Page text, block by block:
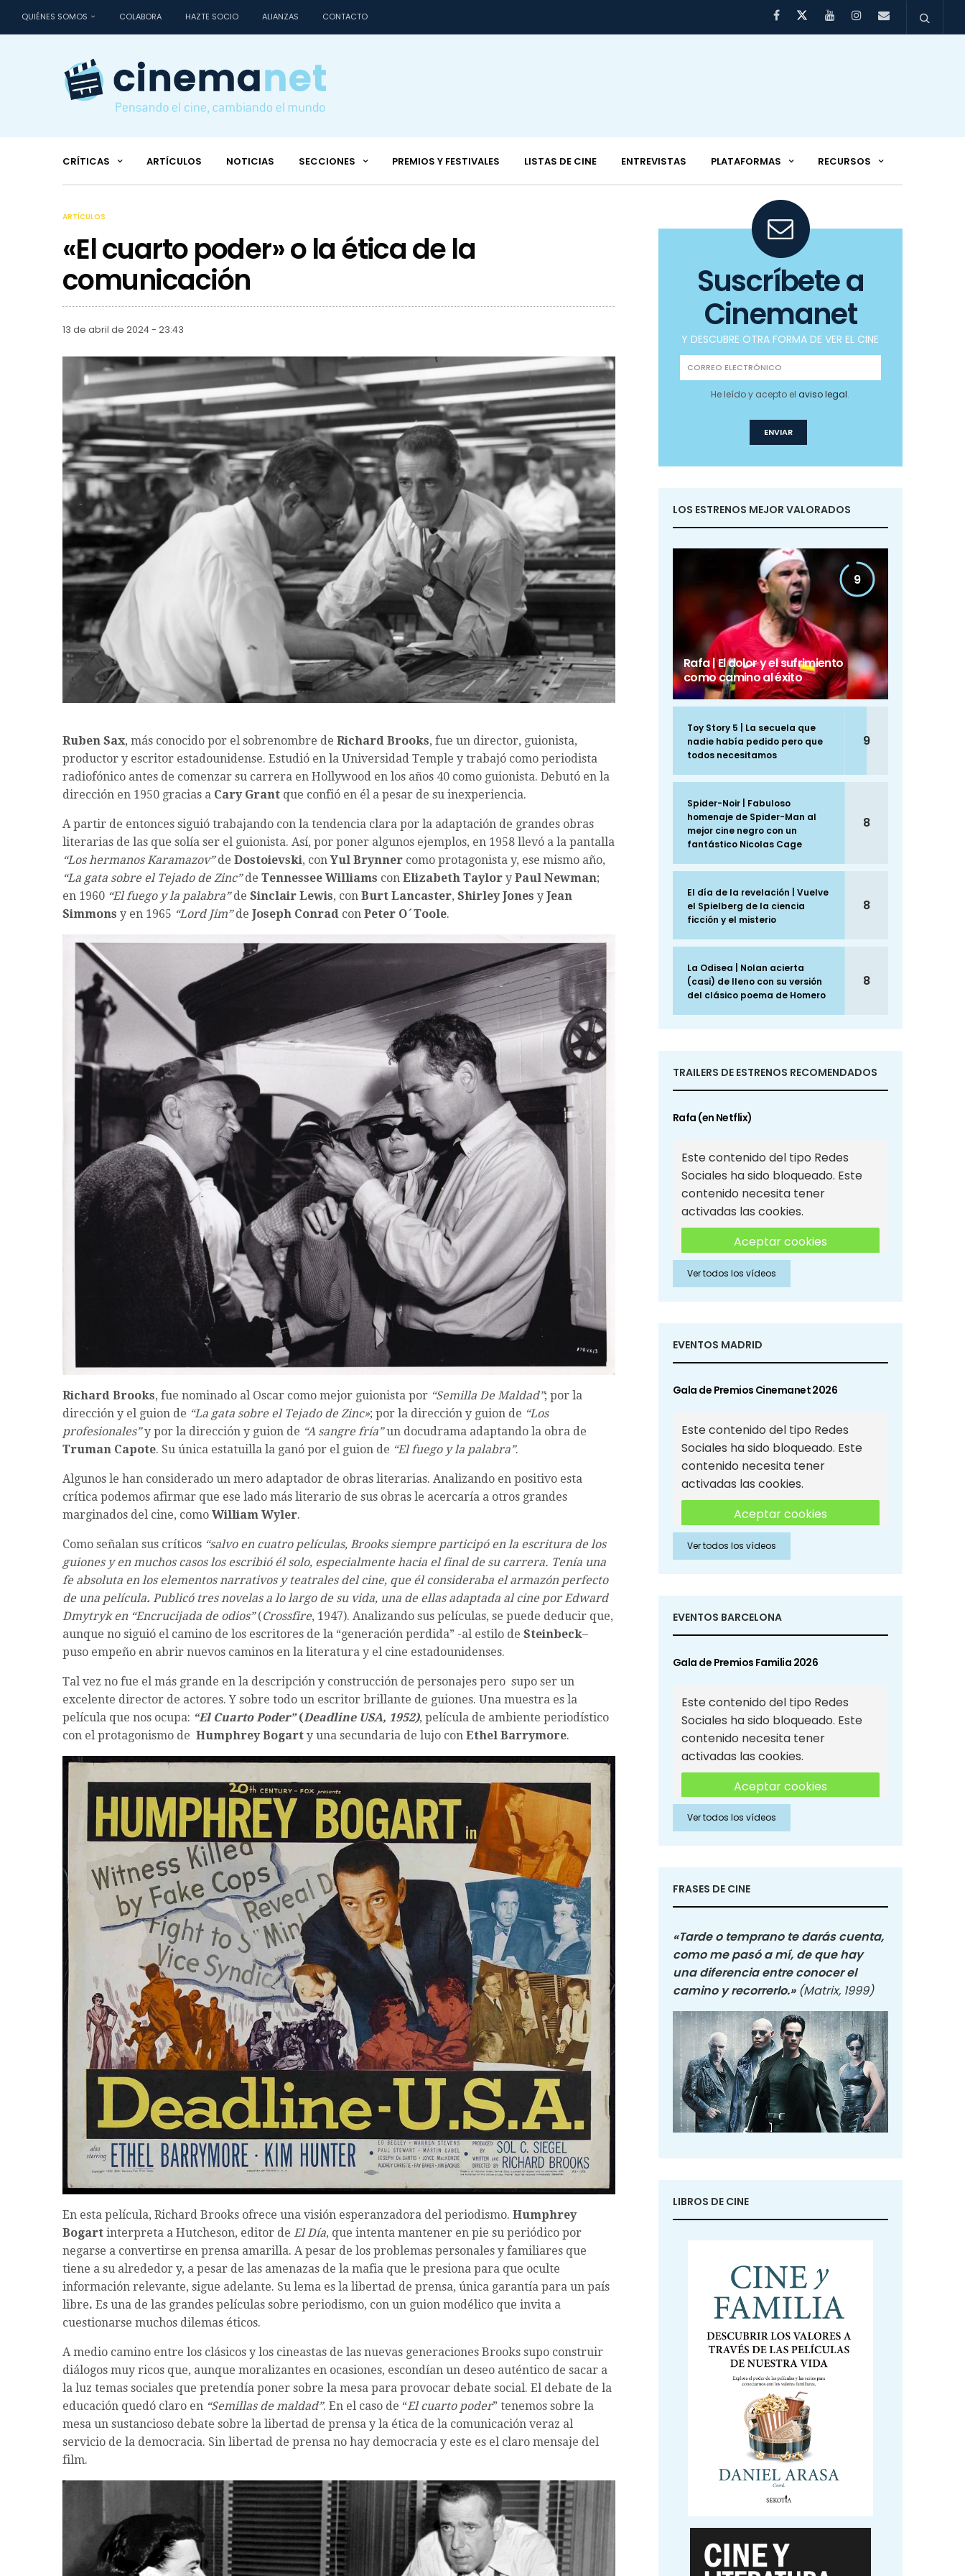
QUIÉNES SOMOS COLABORA HAZTE SOCIO ALIANZAS CONTACTO
CRÍTICAS ARTÍCULOS NOTICIAS SECCIONES PREMIOS Y FESTIVALES LISTAS DE CINE ENTREVISTAS PLATAFORMAS RECURSOS
ARTÍCULOS
«El cuarto poder» o la ética de la
comunicación
13 de abril de 2024 - 23:43
Ruben Sax, más conocido por el sobrenombre de Richard Brooks, fue un director, guionista,
productor y escritor estadounidense. Estudió en la Universidad Temple y trabajó como periodista
radiofónico antes de comenzar su carrera en Hollywood en los años 40 como guionista. Debutó en la
dirección en 1950 gracias a Cary Grant que confió en él a pesar de su inexperiencia.
A partir de entonces siguió trabajando con la tendencia clara por la adaptación de grandes obras
literarias de las que solía ser el guionista. Así, por poner algunos ejemplos, en 1958 llevó a la pantalla
“Los hermanos Karamazov”de Dostoievski, conYul Brynner como protagonista y, ese mismo año,
“La gata sobre el Tejado de Zinc”de Tennessee Williams con Elizabeth Taylor y Paul Newman;
en 1960 “El fuego y la palabra”de Sinclair Lewis, con Burt Lancaster, Shirley Jones y Jean
Simmons y en 1965 “Lord Jim”de Joseph Conrad con Peter O´Toole.
Richard Brooks, fue nominado al Oscar como mejor guionista por “Semilla De Maldad”; por la
dirección y el guion de “La gata sobre el Tejado de Zinc»; por la dirección y guion de “Los
profesionales”y por la dirección y guion de “A sangre fría”un docudrama adaptando la obra de
Truman Capote. Su única estatuilla la ganó por el guion de “El fuego y la palabra”.
Algunos le han considerado un mero adaptador de obras literarias. Analizando en positivo esta
crítica podemos afirmar que ese lado más literario de sus obras le acercaría a otros grandes
marginados del cine, como William Wyler.
Como señalan sus críticos “salvo en cuatro películas, Brooks siempre participó en la escritura de los
guiones y en muchos casos los escribió él solo, especialmente hacia el final de su carrera. Tenía una
fe absoluta en los elementos narrativos y teatrales del cine, que él consideraba el armazón perfecto
de una película. Publicó tres novelas a lo largo de su vida, una de ellas adaptada al cine por Edward
Dmytryk en “Encrucijada de odios”(Crossfire, 1947). Analizando sus películas, se puede deducir que,
aunque no siguió el camino de los escritores de la “generación perdida” -al estilo de Steinbeck–
puso empeño en abrir nuevos caminos en la literatura y el cine estadounidenses.
Tal vez no fue el más grande en la descripción y construcción de personajes pero supo ser un
excelente director de actores. Y sobre todo un escritor brillante de guiones. Una muestra es la
película que nos ocupa: “El Cuarto Poder”(Deadline USA, 1952), película de ambiente periodístico
con el protagonismo de Humphrey Bogart y una secundaria de lujo con Ethel Barrymore.
En esta película, Richard Brooks ofrece una visión esperanzadora del periodismo. Humphrey
Bogart interpreta a Hutcheson, editor de El Día, que intenta mantener en pie su periódico por
negarse a convertirse en prensa amarilla. A pesar de los problemas personales y familiares que
tiene a su alrededor y, a pesar de las amenazas de la mafia que le presiona para que oculte
información relevante, sigue adelante. Su lema es la libertad de prensa, única garantía para un país
libre. Es una de las grandes películas sobre periodismo, con un guion modélico que invita a
cuestionarse muchos dilemas éticos.
A medio camino entre los clásicos y los cineastas de las nuevas generaciones Brooks supo construir
diálogos muy ricos que, aunque moralizantes en ocasiones, escondían un deseo auténtico de sacar a
la luz temas sociales que pretendía poner sobre la mesa para provocar debate social. El debate de la
educación quedó claro en “Semillas de maldad”. En el caso de “El cuarto poder” tenemos sobre la
mesa un sustancioso debate sobre la libertad de prensa y la ética de la comunicación veraz al
servicio de la democracia. Sin libertad de prensa no hay democracia y este es el claro mensaje del
film.
Suscríbete a
Cinemanet
Y DESCUBRE OTRA FORMA DE VER EL CINE
He leído y acepto elaviso legal.
LOS ESTRENOS MEJOR VALORADOS
9
Rafa | El dolor y el sufrimiento
como camino al éxito
Toy Story 5 | La secuela que
nadie había pedido pero que
todos necesitamos
9
Spider-Noir | Fabuloso
homenaje de Spider-Man al
mejor cine negro con un
fantástico Nicolas Cage
8
El día de la revelación | Vuelve
el Spielberg de la ciencia
ficción y el misterio
8
La Odisea | Nolan acierta
(casi) de lleno con su versión
del clásico poema de Homero
8
TRAILERS DE ESTRENOS RECOMENDADOS
Rafa (en Netflix)
Este contenido del tipo Redes
Sociales ha sido bloqueado. Este
contenido necesita tener
activadas las cookies.
Aceptar cookies
Aceptar cookies de Redes
Sociales
Ver todos los vídeos
EVENTOS MADRID
Gala de Premios Cinemanet 2026
Este contenido del tipo Redes
Sociales ha sido bloqueado. Este
contenido necesita tener
activadas las cookies.
Aceptar cookies
Aceptar cookies de Redes
Sociales
Ver todos los vídeos
EVENTOS BARCELONA
Gala de Premios Familia 2026
Este contenido del tipo Redes
Sociales ha sido bloqueado. Este
contenido necesita tener
activadas las cookies.
Aceptar cookies
Aceptar cookies de Redes
Sociales
Ver todos los vídeos
FRASES DE CINE
«Tarde o temprano te darás cuenta,
como me pasó a mí, de que hay
una diferencia entre conocer el
camino y recorrerlo.» (Matrix, 1999)
LIBROS DE CINE